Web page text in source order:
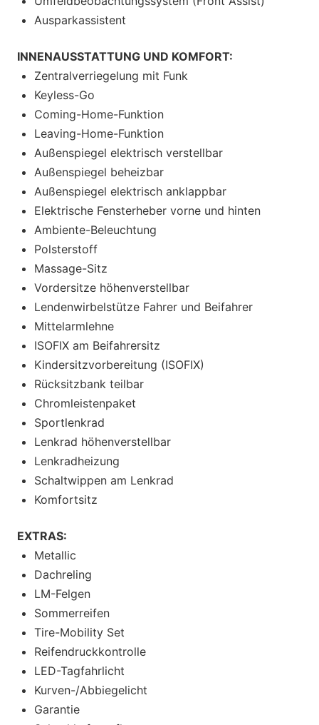
Ausparkassistent
INNENAUSSTATTUNG UND KOMFORT:
Zentralverriegelung mit Funk
Keyless-Go
Coming-Home-Funktion
Leaving-Home-Funktion
Außenspiegel elektrisch verstellbar
Außenspiegel beheizbar
Außenspiegel elektrisch anklappbar
Elektrische Fensterheber vorne und hinten
Ambiente-Beleuchtung
Polsterstoff
Massage-Sitz
Vordersitze höhenverstellbar
Lendenwirbelstütze Fahrer und Beifahrer
Mittelarmlehne
ISOFIX am Beifahrersitz
Kindersitzvorbereitung (ISOFIX)
Rücksitzbank teilbar
Chromleistenpaket
Sportlenkrad
Lenkrad höhenverstellbar
Lenkradheizung
Schaltwippen am Lenkrad
Komfortsitz
EXTRAS:
Metallic
Dachreling
LM-Felgen
Sommerreifen
Tire-Mobility Set
Reifendruckkontrolle
LED-Tagfahrlicht
Kurven-/Abbiegelicht
Garantie